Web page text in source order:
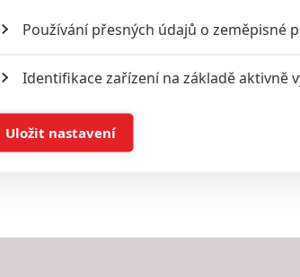
Používání přesných údajů o zeměpisné
Identifikace zařízení na základě aktivně
Ukládání a/nebo přístup k informacím v
služeb
Uložit nastavení